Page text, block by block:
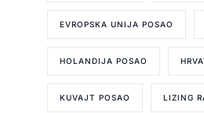
EVROPSKA UNIJA POSAO
HOLANDIJA POSAO
KUVAJT POSAO LIZING